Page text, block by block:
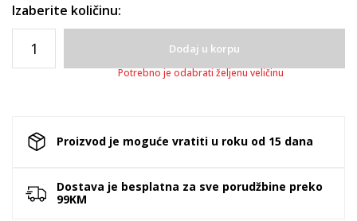
Izaberite količinu:
Dodaj u korpu
Potrebno je odabrati željenu veličinu
Proizvod je moguće vratiti u roku od 15 dana
Dostava je besplatna za sve porudžbine preko
99KM